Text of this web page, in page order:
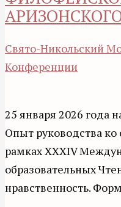
Свято-Никольский
Конференции
25 января 2026 года
Опыт руководства ко
рамках XXXIV
образовательных
нравственность.